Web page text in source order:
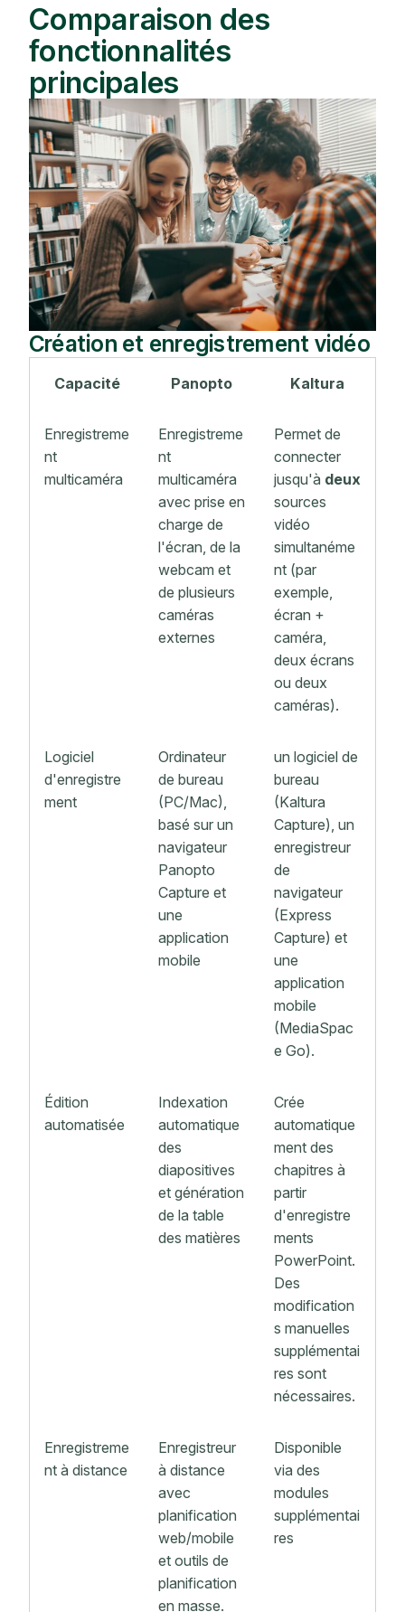
Comparaison des
fonctionnalités
principales
Création et enregistrement vidéo
Capacité Panopto Kaltura
Enregistreme
nt
multicaméra
Enregistreme
nt
multicaméra
avec prise en
charge de
l'écran, de la
webcam et
de plusieurs
caméras
externes
Permet de
connecter
jusqu'à deux
sources
vidéo
simultanéme
nt (par
exemple,
écran +
caméra,
deux écrans
ou deux
caméras).
Logiciel
d'enregistre
ment
Ordinateur
de bureau
(PC/Mac),
basé sur un
navigateur
Panopto
Capture et
une
application
mobile
un logiciel de
bureau
(Kaltura
Capture), un
enregistreur
de
navigateur
(Express
Capture) et
une
application
mobile
(MediaSpac
e Go).
Édition
automatisée
Indexation
automatique
des
diapositives
et génération
de la table
des matières
Crée
automatique
ment des
chapitres à
partir
d'enregistre
ments
PowerPoint.
Des
modification
s manuelles
supplémentai
res sont
nécessaires.
Enregistreme
nt à distance
Enregistreur
à distance
avec
planification
web/mobile
et outils de
planification
en masse.
Disponible
via des
modules
supplémentai
res